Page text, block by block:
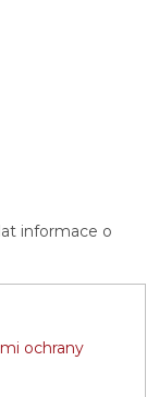
informace o
ochrany